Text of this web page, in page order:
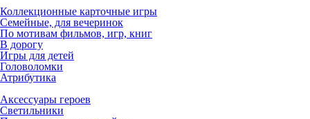
Коллекционные карточные игры
Семейные, для вечеринок
По мотивам фильмов, игр, книг
В дорогу
Игры для детей
Головоломки
Атрибутика
Аксессуары героев
Светильники